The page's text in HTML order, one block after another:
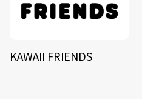
KAWAII FRIENDS